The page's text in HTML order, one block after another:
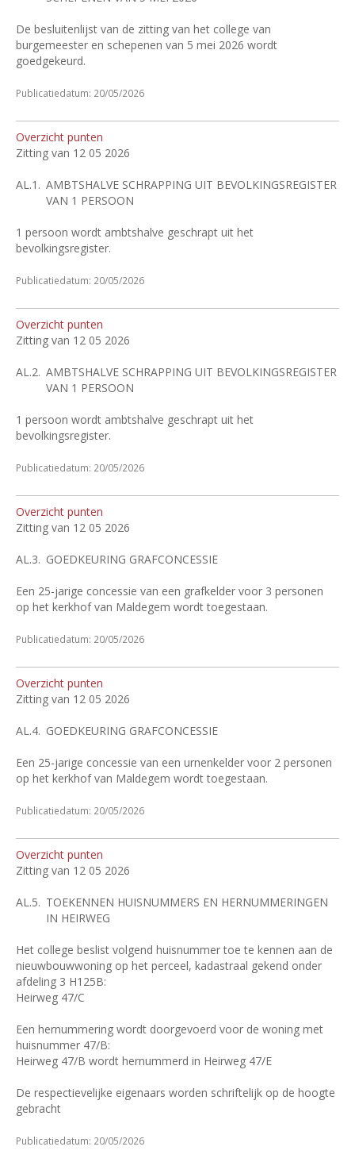
De besluitenlijst van de zitting van het college van
burgemeester en schepenen van 5 mei 2026 wordt
goedgekeurd.
Publicatiedatum: 20/05/2026
Overzicht punten
Zitting van 12 05 2026
AL.1. AMBTSHALVE SCHRAPPING UIT BEVOLKINGSREGISTER
VAN 1 PERSOON
1 persoon wordt ambtshalve geschrapt uit het
bevolkingsregister.
Publicatiedatum: 20/05/2026
Overzicht punten
Zitting van 12 05 2026
AL.2. AMBTSHALVE SCHRAPPING UIT BEVOLKINGSREGISTER
VAN 1 PERSOON
1 persoon wordt ambtshalve geschrapt uit het
bevolkingsregister.
Publicatiedatum: 20/05/2026
Overzicht punten
Zitting van 12 05 2026
AL.3. GOEDKEURING GRAFCONCESSIE
Een 25-jarige concessie van een grafkelder voor 3 personen
op het kerkhof van Maldegem wordt toegestaan.
Publicatiedatum: 20/05/2026
Overzicht punten
Zitting van 12 05 2026
AL.4. GOEDKEURING GRAFCONCESSIE
Een 25-jarige concessie van een urnenkelder voor 2 personen
op het kerkhof van Maldegem wordt toegestaan.
Publicatiedatum: 20/05/2026
Overzicht punten
Zitting van 12 05 2026
AL.5. TOEKENNEN HUISNUMMERS EN HERNUMMERINGEN
IN HEIRWEG
Het college beslist volgend huisnummer toe te kennen aan de
nieuwbouwwoning op het perceel, kadastraal gekend onder
afdeling 3 H125B:
Heirweg 47/C
Een hernummering wordt doorgevoerd voor de woning met
huisnummer 47/B:
Heirweg 47/B wordt hernummerd in Heirweg 47/E
De respectievelijke eigenaars worden schriftelijk op de hoogte
gebracht
Publicatiedatum: 20/05/2026